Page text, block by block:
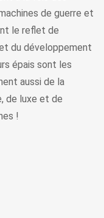
de guerre et
le reflet de
du développement
épais sont les
aussi de la
de luxe et de
!